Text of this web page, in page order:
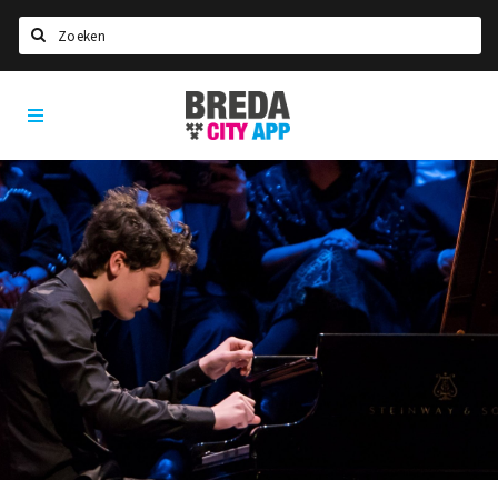
Home
Agenda
Deals
Party pics
Nieuws, interviews & blogs
Eten
Drinken
Slapen
Recreatief
Breda
City
App